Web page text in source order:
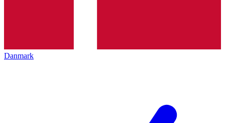
Danmark